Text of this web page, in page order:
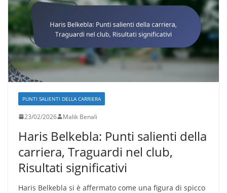
PUNTI SALIENTI DELLA CARRIERA
23/02/2026 Malik Benali
Haris Belkebla: Punti salienti della
carriera, Traguardi nel club,
Risultati significativi
Haris Belkebla si è affermato come una figura di spicco